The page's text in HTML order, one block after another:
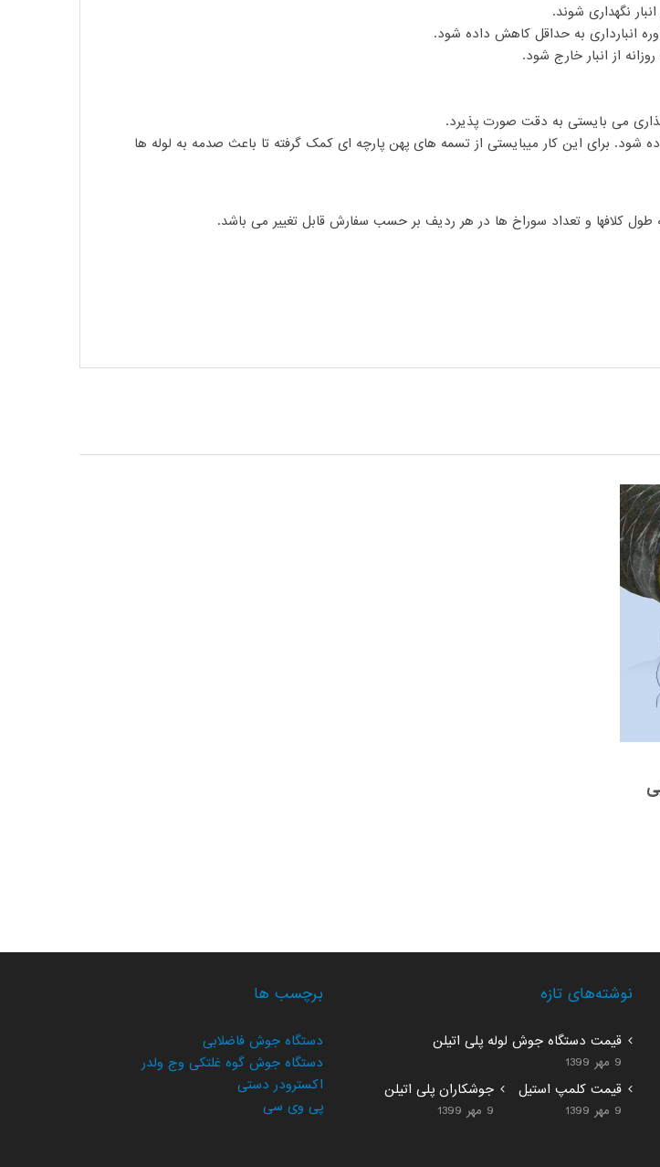
نگهداری شوند.
انبارداری به حداقل کاهش داده شود.
از انبار خارج شود.
می بایستی به دقت صورت پذیرد.
شود. برای این کار میبایستی از تسمه های پهن پارچه ای کمک گرفته تا باعث صدمه به لوله ها
کلافها و تعداد سوراخ ها در هر ردیف بر حسب سفارش قابل تغییر می باشد.
نوشته‌های تازه
قیمت دستگاه جوش لوله پلی اتیلن
9 مهر 1399
قیمت کلمپ استیل
9 مهر 1399
جوشکاران پلی اتیلن
9 مهر 1399
برچسب ها
دستگاه جوش فاضلابی
دستگاه جوش گوه غلتکی وج ولدر
اکسترودر دستی
پی وی سی